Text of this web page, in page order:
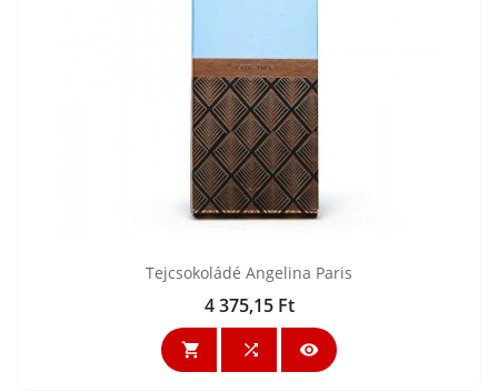
Tejcsokoládé Angelina Paris
Ár
4 375,15 Ft
  